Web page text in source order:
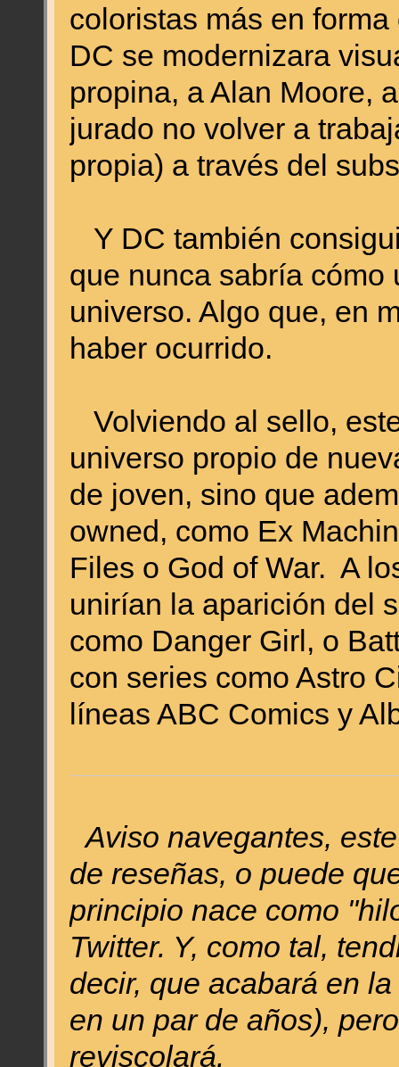
coloristas más en
DC se modernizara
propina, a Alan Moore,
jurado no volver a
propia) a través del
Y DC también
que nunca sabría cómo
universo. Algo que, en
haber ocurrido.
Volviendo al sello,
universo propio de
de joven, sino que
owned, como Ex
Files o God of War. A
unirían la aparición del
como Danger Girl, o
con series como Astro
líneas ABC Comics y
Aviso navegantes,
de reseñas, o puede
principio nace como
Twitter. Y, como tal,
decir, que acabará en
en un par de años),
reviscolará.